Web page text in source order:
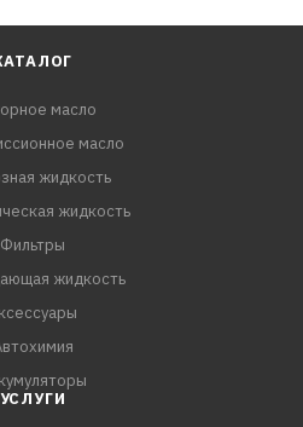
масло
масло
жидкость
жидкость
Фильтры
жидкость
УСЛУГИ